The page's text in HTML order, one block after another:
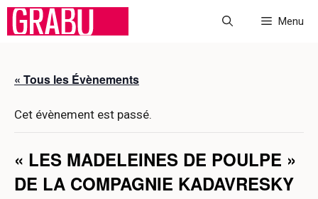
Aller
Menu
« Tous les Évènements
Cet évènement est passé.
« LES MADELEINES DE POULPE »
DE LA COMPAGNIE KADAVRESKY